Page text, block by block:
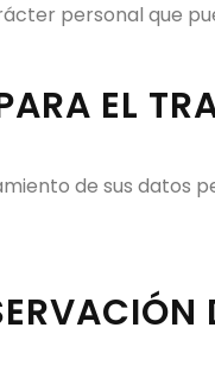
personal que
EL
de sus datos